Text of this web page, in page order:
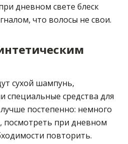
дневном свете блеск
что волосы не свои.
сухой шампунь,
специальные средства для
постепенно: немного
посмотреть при дневном
повторить.